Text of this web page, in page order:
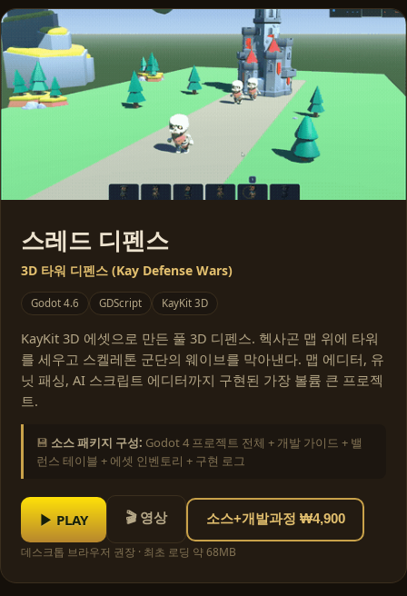
스레드 디펜스
3D 타워 디펜스 (Kay Defense Wars)
Godot 4.6 GDScript KayKit 3D
KayKit 3D 에셋으로 만든 풀 3D 디펜스. 헥사곤 맵 위에 타워
를 세우고 스켈레톤 군단의 웨이브를 막아낸다. 맵 에디터, 유
닛 패싱, AI 스크립트 에디터까지 구현된 가장 볼륨 큰 프로젝
트.
💾 소스 패키지 구성: Godot 4 프로젝트 전체 + 개발 가이드 + 밸
런스 테이블 + 에셋 인벤토리 + 구현 로그
▶ PLAY 🎬 영상 소스+개발과정 ₩4,900
데스크톱 브라우저 권장 · 최초 로딩 약 68MB